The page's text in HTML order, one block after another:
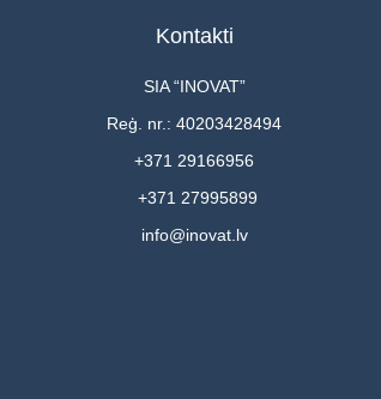
Kontakti
SIA “INOVAT”
Reģ. nr.: 40203428494
+371 29166956
+371 27995899
info@inovat.lv